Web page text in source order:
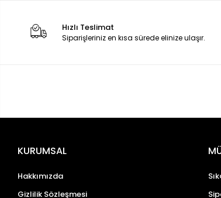
Hızlı Teslimat
Siparişleriniz en kısa sürede elinize ulaşır.
KURUMSAL
Hakkımızda
Gizlilik Sözleşmesi